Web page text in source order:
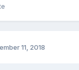
11, 2018